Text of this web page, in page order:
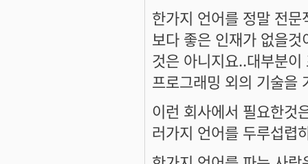
한가지 언어를 정말 전
보다 좋은 인재가 없을
것은 아니지요..대부분
프로그래밍 외의 기술을
이런 회사에서 필요한것
러가지 언어를 두루섭렵